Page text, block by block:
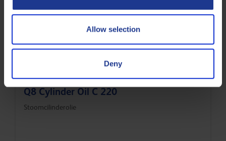
Allow selection
Deny
Q8 Cylinder Oil C 220
Stoomcilinderolie